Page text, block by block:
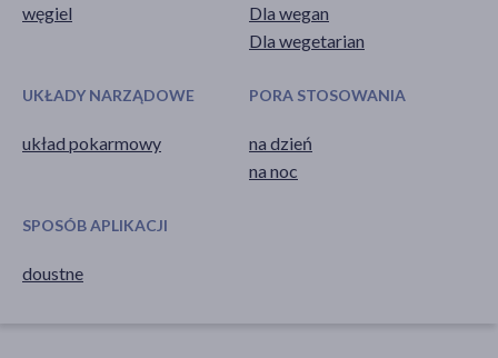
węgiel
Dla wegan
Dla wegetarian
UKŁADY NARZĄDOWE
układ pokarmowy
PORA STOSOWANIA
na dzień
na noc
SPOSÓB APLIKACJI
doustne